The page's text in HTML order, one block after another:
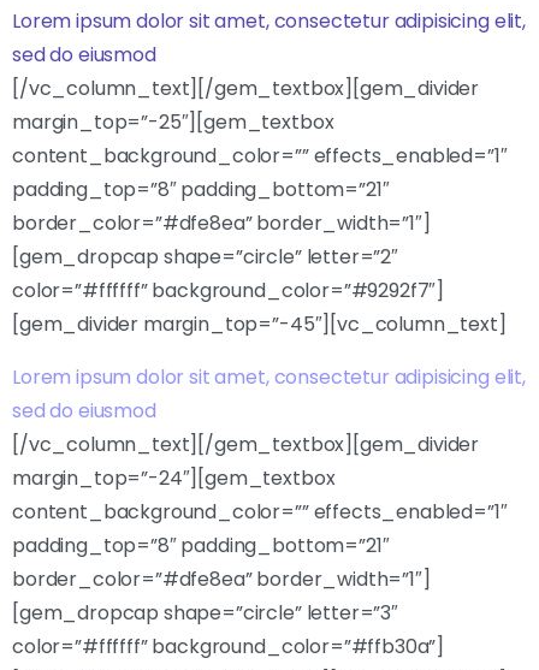
Lorem ipsum dolor sit amet, consectetur adipisicing elit,
sed do eiusmod
[/vc_column_text][/gem_textbox][gem_divider
margin_top=”-25″][gem_textbox
content_background_color=”” effects_enabled=”1″
padding_top=”8″ padding_bottom=”21″
border_color=”#dfe8ea” border_width=”1″]
[gem_dropcap shape=”circle” letter=”2″
color=”#ffffff” background_color=”#9292f7″]
[gem_divider margin_top=”-45″][vc_column_text]
Lorem ipsum dolor sit amet, consectetur adipisicing elit,
sed do eiusmod
[/vc_column_text][/gem_textbox][gem_divider
margin_top=”-24″][gem_textbox
content_background_color=”” effects_enabled=”1″
padding_top=”8″ padding_bottom=”21″
border_color=”#dfe8ea” border_width=”1″]
[gem_dropcap shape=”circle” letter=”3″
color=”#ffffff” background_color=”#ffb30a”]